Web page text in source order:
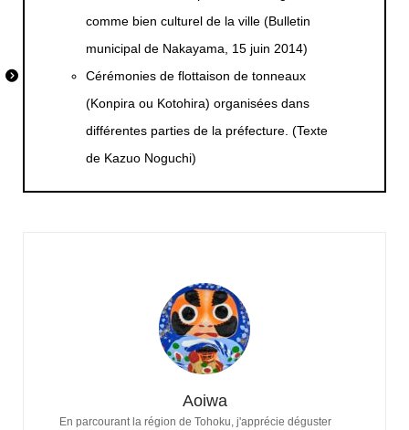
comme bien culturel de la ville (Bulletin
municipal de Nakayama, 15 juin 2014)
Cérémonies de flottaison de tonneaux
(Konpira ou Kotohira) organisées dans
différentes parties de la préfecture. (Texte
de Kazuo Noguchi)
Aoiwa
En parcourant la région de Tohoku, j'apprécie déguster